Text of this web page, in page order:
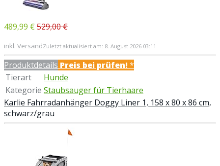
489,99 € 529,00 €
inkl. VersandZuletzt aktualisiert am: 8. August 2026 03:11
Produktdetails Preis bei prüfen!*
Tierart
Hunde
Kategorie Staubsauger für Tierhaare
Karlie Fahrradanhänger Doggy Liner 1, 158 x 80 x 86 cm,
schwarz/grau